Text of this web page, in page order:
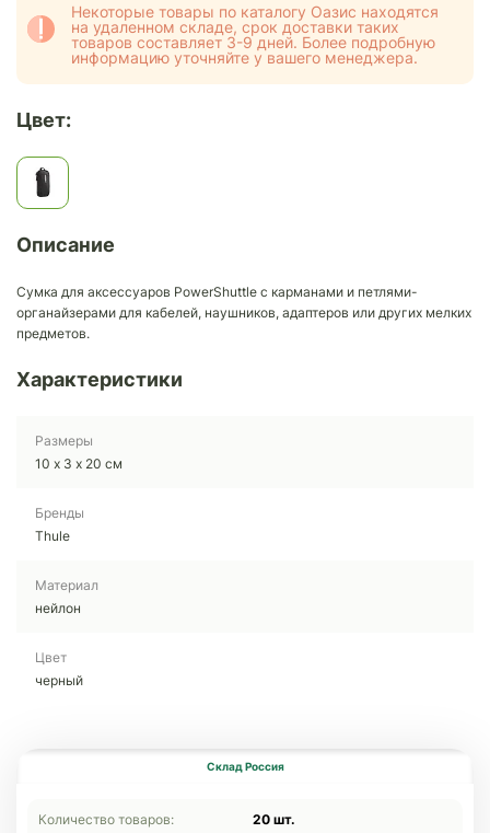
Некоторые товары по каталогу Оазис находятся
на удаленном складе, срок доставки таких
товаров составляет 3-9 дней. Более подробную
информацию уточняйте у вашего менеджера.
Цвет:
Описание
Сумка для аксессуаров PowerShuttle с карманами и петлями-
органайзерами для кабелей, наушников, адаптеров или других мелких
предметов.
Характеристики
Размеры
10 х 3 х 20 см
Бренды
Thule
Материал
нейлон
Цвет
черный
Склад Россия
Количество товаров:
20 шт.